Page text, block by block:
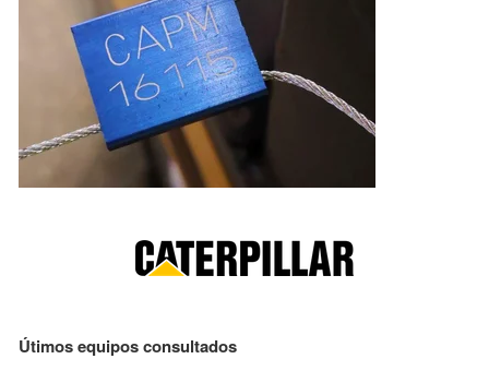
Útimos equipos consultados